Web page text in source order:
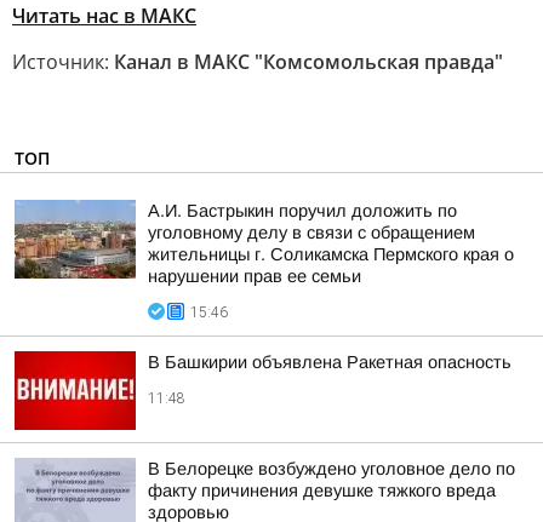
Читать нас в МАКС
Источник: Канал в МАКС "Комсомольская правда"
ТОП
А.И. Бастрыкин поручил доложить по
уголовному делу в связи с обращением
жительницы г. Соликамска Пермского края о
нарушении прав ее семьи
15:46
В Башкирии объявлена Ракетная опасность
11:48
В Белорецке возбуждено уголовное дело по
факту причинения девушке тяжкого вреда
здоровью